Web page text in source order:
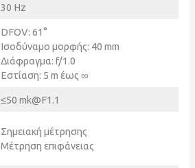
30 Hz
DFOV: 61°
Ισοδύναμο μορφής: 40 mm
Διάφραγμα: f/1.0
Εστίαση: 5 m έως ∞
≤50 mk@F1.1
Σημειακή μέτρησης
Μέτρηση επιφάνειας